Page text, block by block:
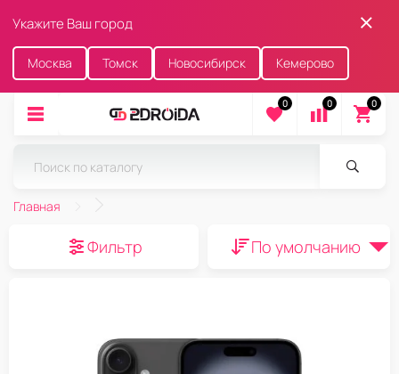
Укажите Ваш город
Москва Томск Новосибирск Кемерово
0 0 0
Главная
Фильтр По умолчанию